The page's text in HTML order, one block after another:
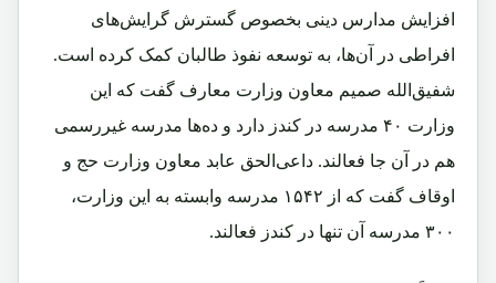
افزایش مدارس دینی بخصوص گسترش گرایش‌های
افراطی در آن‌ها، به توسعه نفوذ طالبان کمک کرده است.
شفیق‌الله صمیم معاون وزارت معارف گفت که این
وزارت ۴۰ مدرسه در کندز دارد و ده‌ها مدرسه غیررسمی
هم در آن جا فعالند. داعی‌الحق عابد معاون وزارت حج و
اوقاف گفت که از ۱۵۴۲ مدرسه وابسته به این وزارت،
۳۰۰ مدرسه آن تنها در کندز فعالند.